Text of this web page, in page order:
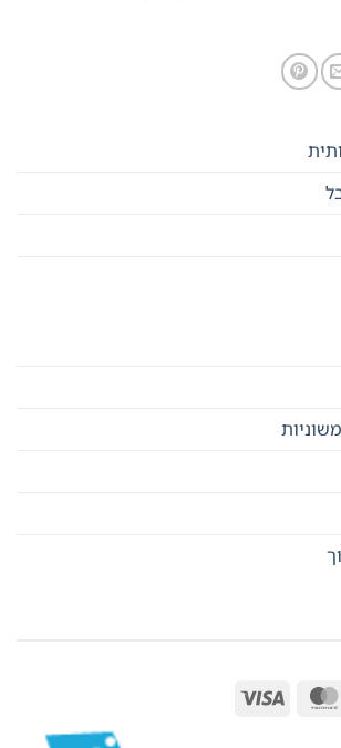
MasterCard
Visa